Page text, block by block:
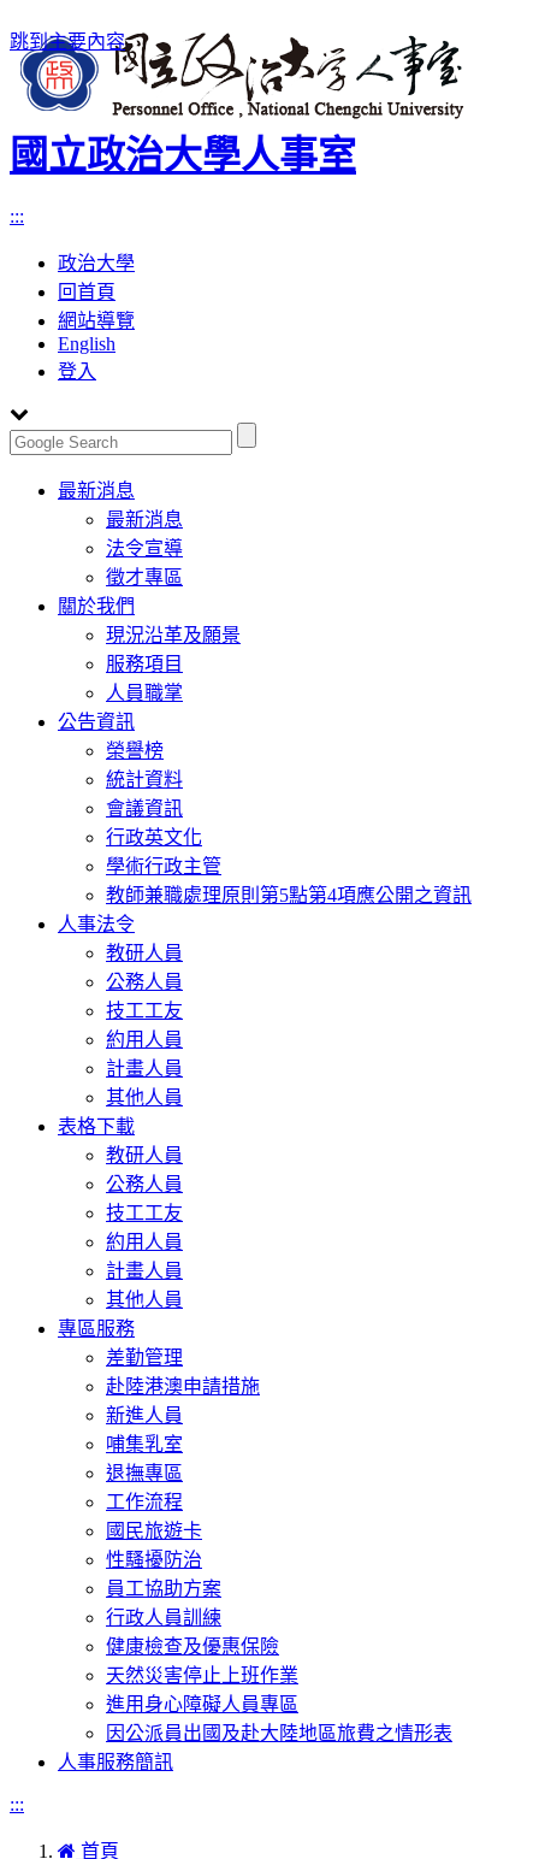
跳到主要內容
國立政治大學人事室
:::
政治大學
回首頁
網站導覽
English
登入
Toggle
navigation
最新消息
最新消息
法令宣導
徵才專區
關於我們
現況沿革及願景
服務項目
人員職掌
公告資訊
榮譽榜
統計資料
會議資訊
行政英文化
學術行政主管
教師兼職處理原則第5點第4項應公開之資訊
人事法令
教研人員
公務人員
技工工友
約用人員
計畫人員
其他人員
表格下載
教研人員
公務人員
技工工友
約用人員
計畫人員
其他人員
專區服務
差勤管理
赴陸港澳申請措施
新進人員
哺集乳室
退撫專區
工作流程
國民旅遊卡
性騷擾防治
員工協助方案
行政人員訓練
健康檢查及優惠保險
天然災害停止上班作業
進用身心障礙人員專區
因公派員出國及赴大陸地區旅費之情形表
人事服務簡訊
:::
首頁